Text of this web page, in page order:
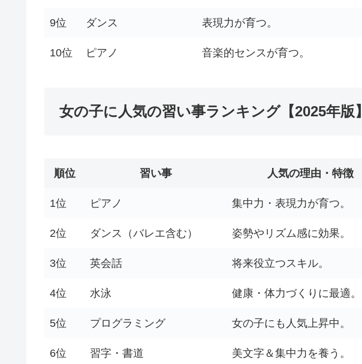
9位 ダンス 表現力が育つ。
10位 ピアノ 音楽的センスが育つ。
女の子に人気の習い事ランキング【2025年版】
順位 習い事 人気の理由・特徴
1位 ピアノ 集中力・表現力が育つ。
2位 ダンス（バレエ含む） 姿勢やリズム感に効果。
3位 英会話 将来役立つスキル。
4位 水泳 健康・体力づくりに最適。
5位 プログラミング 女の子にも人気上昇中。
6位 習字・書道 美文字＆集中力を養う。